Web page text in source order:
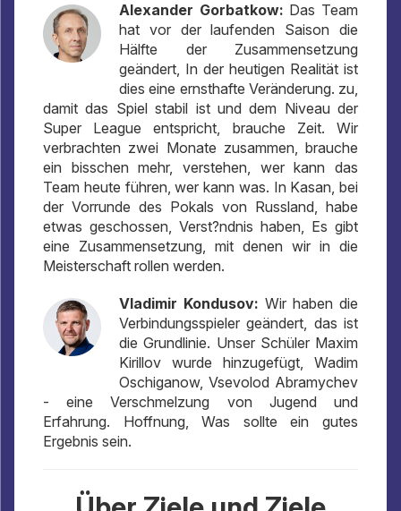
Alexander Gorbatkow: Das Team
hat vor der laufenden Saison die
Hälfte der Zusammensetzung
geändert, In der heutigen Realität ist
dies eine ernsthafte Veränderung. zu,
damit das Spiel stabil ist und dem Niveau der
Super League entspricht, brauche Zeit. Wir
verbrachten zwei Monate zusammen, brauche
ein bisschen mehr, verstehen, wer kann das
Team heute führen, wer kann was. In Kasan, bei
der Vorrunde des Pokals von Russland, habe
etwas geschossen, Verst?ndnis haben, Es gibt
eine Zusammensetzung, mit denen wir in die
Meisterschaft rollen werden.
Vladimir Kondusov: Wir haben die
Verbindungsspieler geändert, das ist
die Grundlinie. Unser Schüler Maxim
Kirillov wurde hinzugefügt, Wadim
Oschiganow, Vsevolod Abramychev
- eine Verschmelzung von Jugend und
Erfahrung. Hoffnung, Was sollte ein gutes
Ergebnis sein.